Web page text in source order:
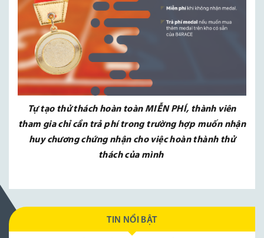
Tự tạo thử thách hoàn toàn MIỄN PHÍ, thành viên
tham gia chỉ cần trả phí trong trường hợp muốn nhận
huy chương chứng nhận cho việc hoàn thành thử
thách của mình
TIN NỔI BẬT